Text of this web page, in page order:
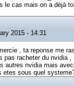
le cas mais on a déjà
2015 - 14:31
, ta reponse me
pas racheter du nvidia
autres nvidia mais
etes sous quel